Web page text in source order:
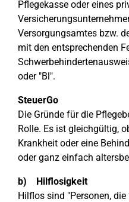
Pflegekasse oder eines
Versorgungsamtes bzw.
mit den entsprechenden
oder "Bl".
SteuerGo
Die Gründe für die
Rolle. Es ist gleichgültig,
Krankheit oder eine
oder ganz einfach
b) Hilflosigkeit
Hilflos sind "Personen,